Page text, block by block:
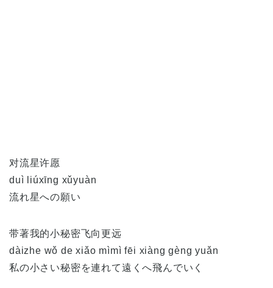
对流星许愿
duì liúxīng xǔyuàn
流れ星への願い
带著我的小秘密飞向更远
dàizhe wǒ de xiǎo mìmì fēi xiàng gèng yuǎn
私の小さい秘密を連れて遠くへ飛んでいく